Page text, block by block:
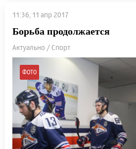
11:36, 11 апр 2017
Борьба продолжается
Актуально / Спорт
ФОТО